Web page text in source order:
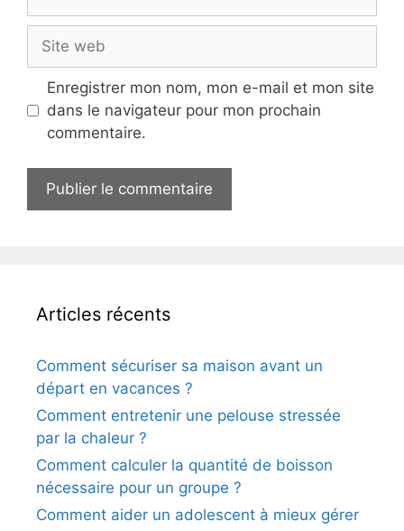
Site
web
Enregistrer mon nom, mon e-mail et mon site
dans le navigateur pour mon prochain
commentaire.
Articles récents
Comment sécuriser sa maison avant un
départ en vacances ?
Comment entretenir une pelouse stressée
par la chaleur ?
Comment calculer la quantité de boisson
nécessaire pour un groupe ?
Comment aider un adolescent à mieux gérer